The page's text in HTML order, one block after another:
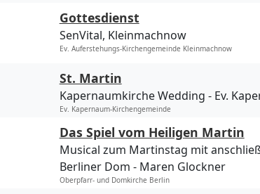
Gottesdienst
SenVital, Kleinmachnow
Ev. Auferstehungs-Kirchengemeinde Kleinmachnow
St. Martin
Kapernaumkirche Wedding Ev.
Ev. Kapernaum-Kirchengemeinde
Das Spiel vom Heiligen Martin
Musical zum Martinstag mit
Berliner Dom
Maren Glockner
Oberpfarr- und Domkirche Berlin